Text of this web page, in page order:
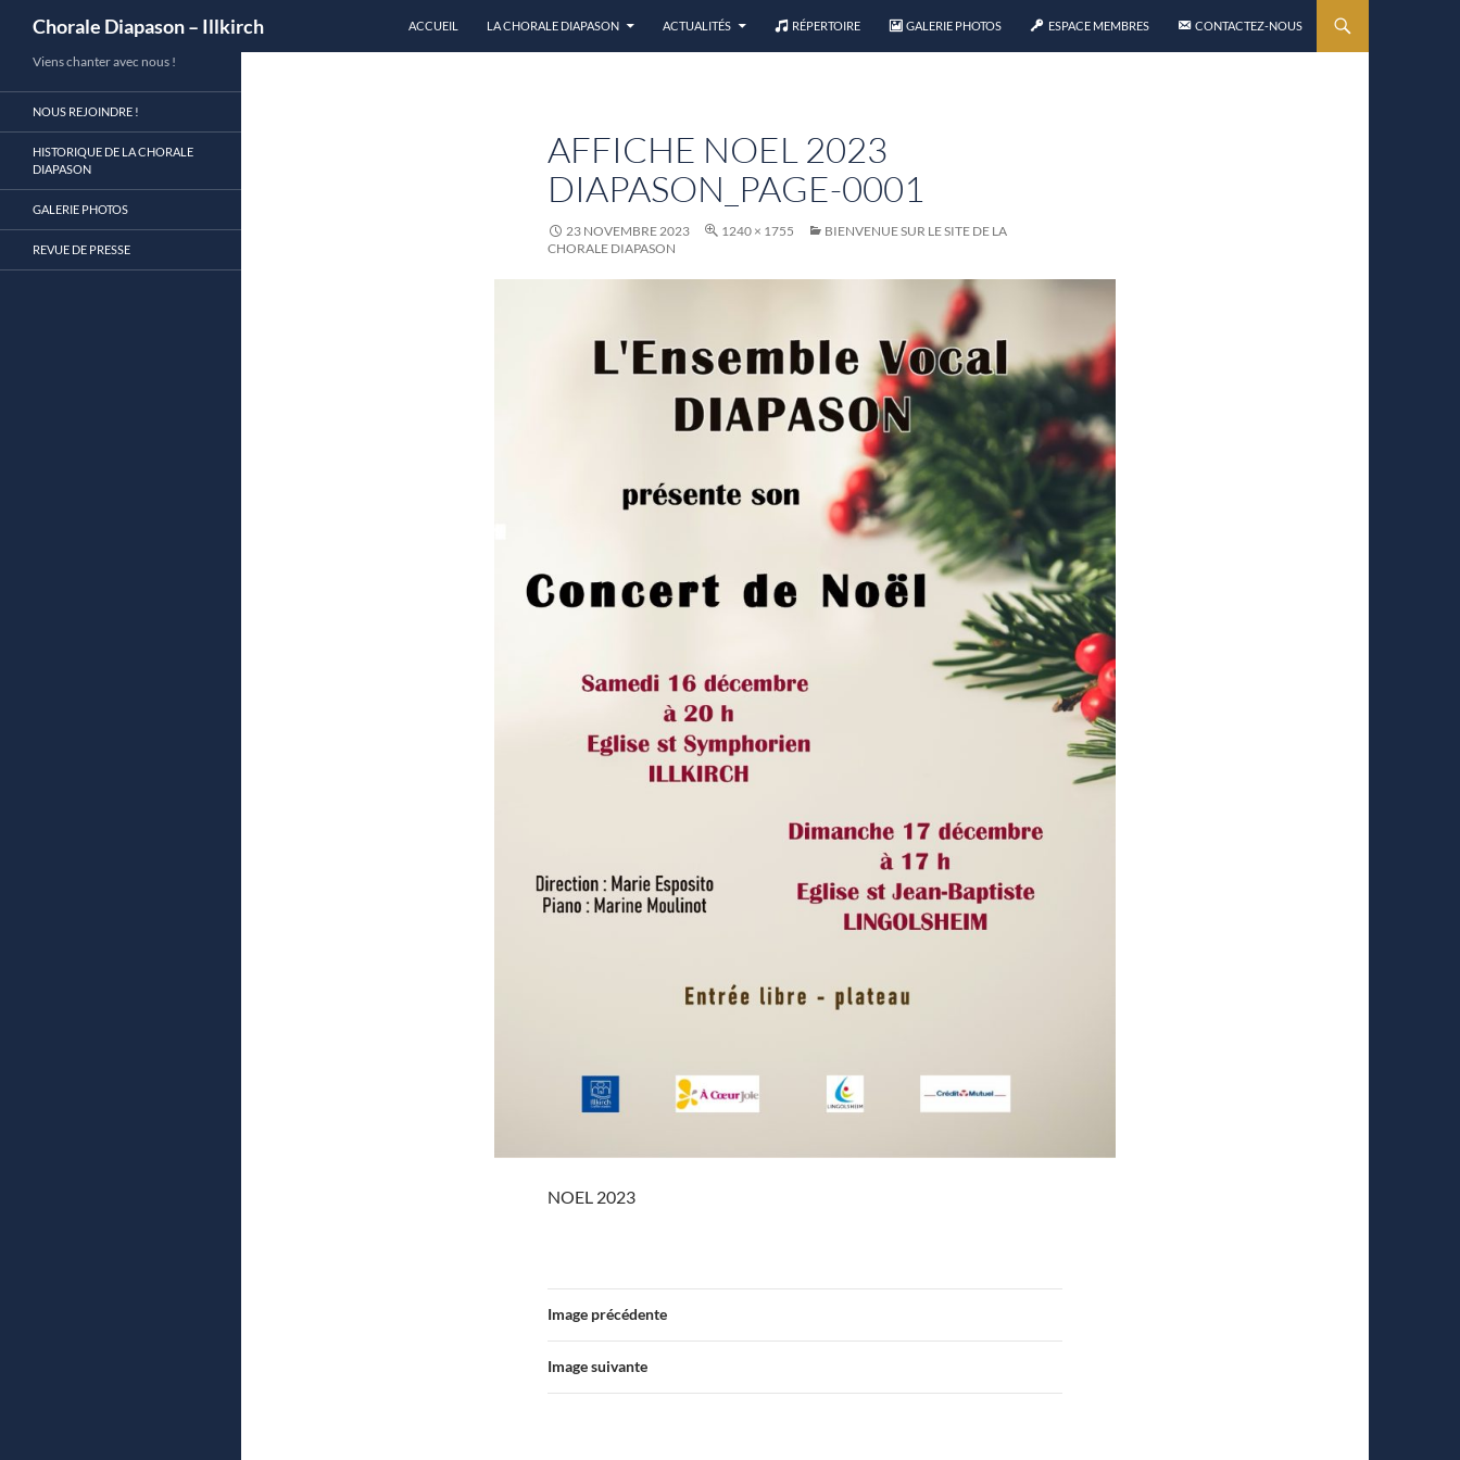
Aller
au
contenu
Chorale Diapason – Illkirch ACCUEIL LA CHORALE DIAPASON ACTUALITÉS RÉPERTOIRE GALERIE PHOTOS ESPACE MEMBRES CONTACTEZ-NOUS
AFFICHE NOEL 2023
DIAPASON_PAGE-0001
23 NOVEMBRE 2023 1240 × 1755
BIENVENUE SUR LE SITE DE LA
CHORALE DIAPASON
NOEL 2023
Image précédente
Image suivante
Viens chanter avec nous !
NOUS REJOINDRE !
HISTORIQUE DE LA CHORALE
DIAPASON
GALERIE PHOTOS
REVUE DE PRESSE